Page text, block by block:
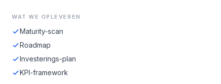
WAT WE OPLEVEREN
Maturity-scan
Roadmap
Investerings-plan
KPI-framework